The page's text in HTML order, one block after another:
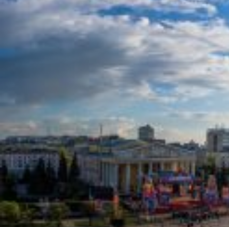
Чебоксарский залив
Как купить или заказать фотографию?
Фото чебоксар
Фото Чебоксар, Новочебоксарска и окрестностей
Каталог фотографий Чебоксар Лучшие фотографии
Чебоксар и окрестностей по временам года
Погода